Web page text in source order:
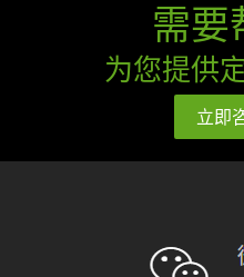
需要
为您提供
立即